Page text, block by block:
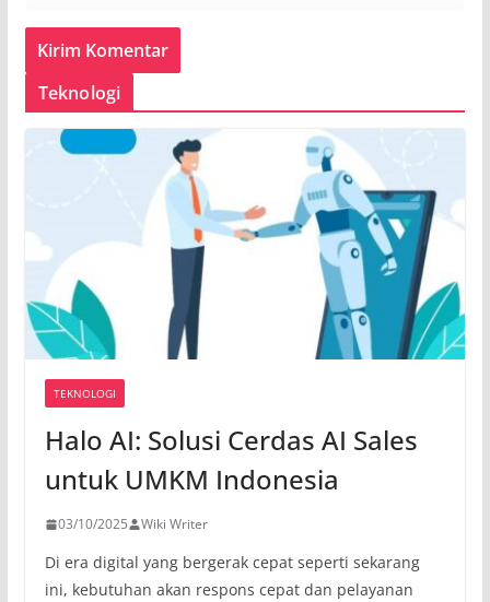
Teknologi
TEKNOLOGI
Halo AI: Solusi Cerdas AI Sales
untuk UMKM Indonesia
03/10/2025 Wiki Writer
Di era digital yang bergerak cepat seperti sekarang
ini, kebutuhan akan respons cepat dan pelayanan